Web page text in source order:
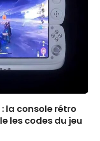
la console rétro
les codes du jeu